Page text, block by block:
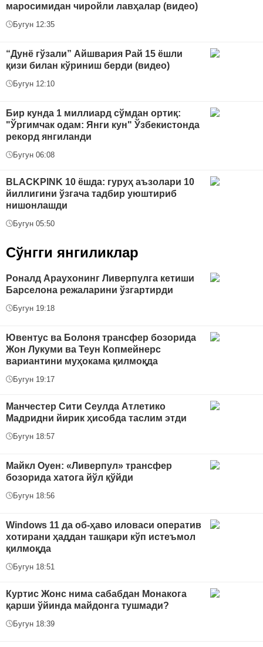
маросимидан чиройли лавҳалар (видео)
Бугун 12:35
“Дунё гўзали” Айшвария Рай 15 ёшли
қизи билан кўриниш берди (видео)
Бугун 12:10
Бир кунда 1 миллиард сўмдан ортиқ:
"Ўргимчак одам: Янги кун" Ўзбекистонда
рекорд янгиланди
Бугун 06:08
BLACKPINK 10 ёшда: гуруҳ аъзолари 10
йиллигини ўзгача тадбир уюштириб
нишонлашди
Бугун 05:50
Сўнгги янгиликлар
Роналд Араухонинг Ливерпулга кетиши
Барселона режаларини ўзгартирди
Бугун 19:18
Ювентус ва Болоня трансфер бозорида
Жон Лукуми ва Теун Копмейнерс
вариантини муҳокама қилмоқда
Бугун 19:17
Манчестер Сити Сеулда Атлетико
Мадридни йирик ҳисобда таслим этди
Бугун 18:57
Майкл Оуен: «Ливерпул» трансфер
бозорида хатога йўл қўйди
Бугун 18:56
Windows 11 да об-ҳаво иловаси оператив
хотирани ҳаддан ташқари кўп истеъмол
қилмоқда
Бугун 18:51
Куртис Жонс нима сабабдан Монакога
қарши ўйинда майдонга тушмади?
Бугун 18:39